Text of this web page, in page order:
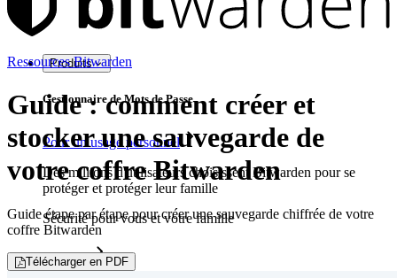
Produits
Gestionnaire de Mots de Passe
Pour un usage personnel
Des millions d'utilisateurs choisissent Bitwarden pour se
protéger et protéger leur famille
Sécurité pour vous et votre famille
Familles
Ressources Bitwarden
Guide : comment créer et
stocker une sauvegarde de
votre coffre Bitwarden
Guide étape par étape pour créer une sauvegarde chiffrée de votre
coffre Bitwarden
Télécharger en PDF